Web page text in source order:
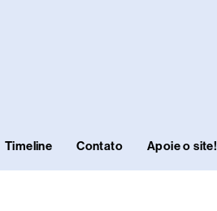
Timeline Contato Apoie o site!